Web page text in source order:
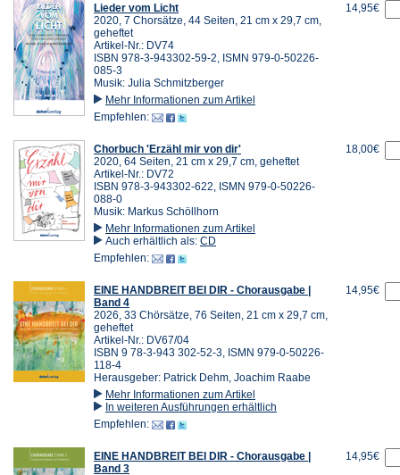
Lieder vom Licht
2020, 7 Chorsätze, 44 Seiten, 21 cm x 29,7 cm,
geheftet
Artikel-Nr.: DV74
ISBN 978-3-943302-59-2, ISMN 979-0-50226-
085-3
Musik: Julia Schmitzberger
Mehr Informationen zum Artikel
Empfehlen:
14,95€
Chorbuch 'Erzähl mir von dir'
2020, 64 Seiten, 21 cm x 29,7 cm, geheftet
Artikel-Nr.: DV72
ISBN 978-3-943302-622, ISMN 979-0-50226-
088-0
Musik: Markus Schöllhorn
Mehr Informationen zum Artikel
Auch erhältlich als: CD
Empfehlen:
18,00€
EINE HANDBREIT BEI DIR - Chorausgabe |
Band 4
2026, 33 Chörsätze, 76 Seiten, 21 cm x 29,7 cm,
geheftet
Artikel-Nr.: DV67/04
ISBN 9 78-3-943 302-52-3, ISMN 979-0-50226-
118-4
Herausgeber: Patrick Dehm, Joachim Raabe
Mehr Informationen zum Artikel
In weiteren Ausführungen erhältlich
Empfehlen:
14,95€
EINE HANDBREIT BEI DIR - Chorausgabe |
Band 3
14,95€